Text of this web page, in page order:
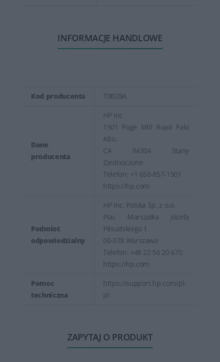
INFORMACJE HANDLOWE
Kod producenta T0B28A
Dane
producenta
HP Inc.
1501 Page Mill Road Palo
Alto,
CA 94304 Stany
Zjednoczone
Telefon: +1 650-857-1501
https://hp.com
Podmiot
odpowiedzialny
HP Inc. Polska Sp. z o.o.
Plac Marszałka Józefa
Piłsudskiego 1
00-078 Warszawa
Telefon: +48 22 50 20 670
https://hp.com
Pomoc
techniczna
https://support.hp.com/pl-
pl
ZAPYTAJ O PRODUKT